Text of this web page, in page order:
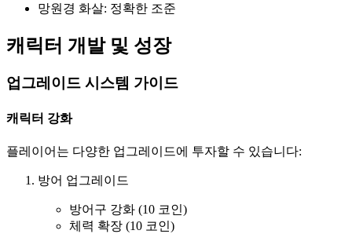
망원경 화살: 정확한 조준
캐릭터 개발 및 성장
업그레이드 시스템 가이드
캐릭터 강화
플레이어는 다양한 업그레이드에 투자할 수 있습니다:
방어 업그레이드
방어구 강화 (10 코인)
체력 확장 (10 코인)